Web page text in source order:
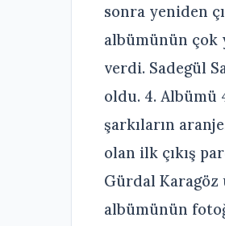
sonra yeniden
albümünün çok
verdi. Sadegül
oldu. 4. Albümü
şarkıların
olan ilk çıkış
Gürdal Karagöz
albümünün